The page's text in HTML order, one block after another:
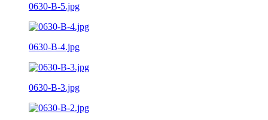
0630-B-5.jpg
0630-B-4.jpg
0630-B-3.jpg